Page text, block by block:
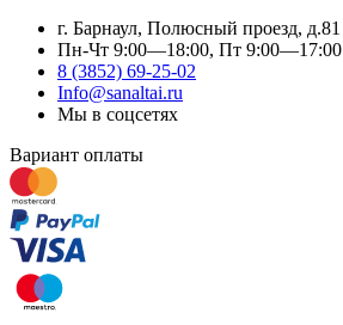
г. Барнаул, Полюсный проезд, д.81
Пн-Чт 9:00—18:00, Пт 9:00—17:00
8 (3852) 69-25-02
Info@sanaltai.ru
Мы в соцсетях
Вариант оплаты